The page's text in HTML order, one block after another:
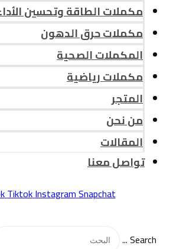
مكملات الطاقة وتحسين
مكملات حرق الدهون
المكملات الصحية
مكملات رياضية
المتجر
من نحن
المقالات
تواصل معنا
TiktokInstagramSnapchat
Search ...